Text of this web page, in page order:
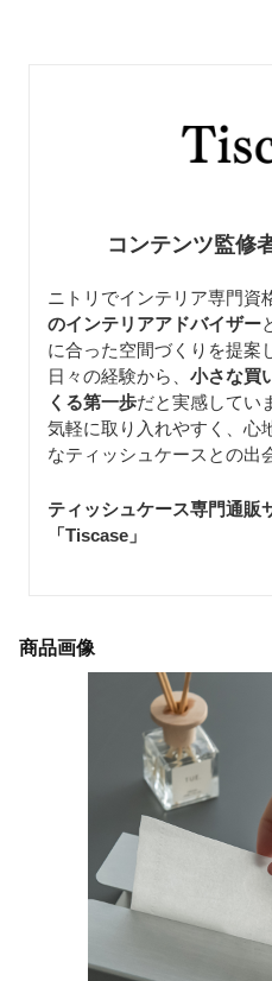
コンテンツ監修
ニトリでインテリア専門資
のインテリアアドバイザー
に合った空間づくりを提案
日々の経験から、 小さな買
くる第一歩だと実感してい
気軽に取り入れやすく、
なティッシュケースとの出
ティッシュケース専門通販
「Tiscase 」
商品画像